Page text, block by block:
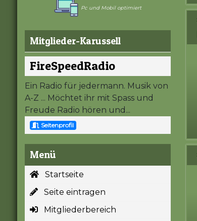
Pc und Mobil optimiert
Mitglieder-Karussell
FireSpeedRadio
Ein Radio für jedermann. Musik von
A-Z ... Möchtet ihr mit Spass und
Freude Radio hören und...
Seitenprofil
Menü
Startseite
Seite eintragen
Mitgliederbereich